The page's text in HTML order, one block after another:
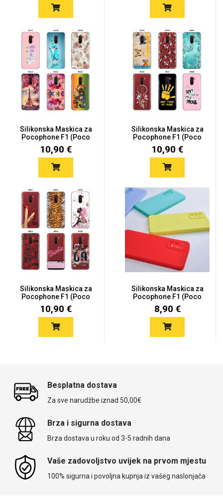
Silikonska Maskica za
Pocophone F1 (Poco
F1)...
10,90 €
Silikonska Maskica za
Pocophone F1 (Poco
F1)...
10,90 €
Silikonska Maskica za
Pocophone F1 (Poco
F1)...
10,90 €
Silikonska Maskica za
Pocophone F1 (Poco
F1) -...
8,90 €
Besplatna dostava
Za sve narudžbe iznad 50,00€
Brza i sigurna dostava
Brza dostava u roku od 3-5 radnih dana
Vaše zadovoljstvo uvijek na prvom mjestu
100% sigurna i povoljna kupnja iz vašeg naslonjača